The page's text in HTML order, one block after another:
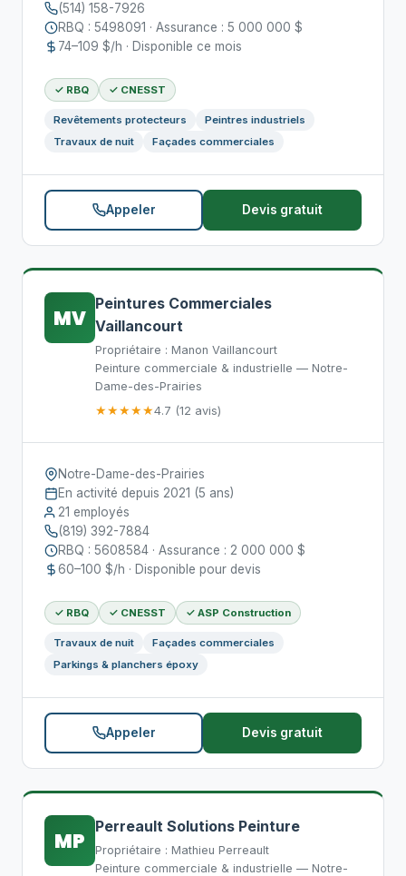
(514) 158-7926
RBQ : 5498091 · Assurance : 5 000 000 $
74–109 $/h · Disponible ce mois
✓ RBQ ✓ CNESST
Revêtements protecteurs
Peintres industriels
Travaux de nuit
Façades commerciales
Appeler Devis gratuit
MV
Peintures Commerciales
Vaillancourt
Propriétaire : Manon Vaillancourt
Peinture commerciale & industrielle — Notre-
Dame-des-Prairies
★★★★★4.7 (12 avis)
Notre-Dame-des-Prairies
En activité depuis 2021 (5 ans)
21 employés
(819) 392-7884
RBQ : 5608584 · Assurance : 2 000 000 $
60–100 $/h · Disponible pour devis
✓ RBQ ✓ CNESST ✓ ASP Construction
Travaux de nuit
Façades commerciales
Parkings & planchers époxy
Appeler Devis gratuit
MP
Perreault Solutions Peinture
Propriétaire : Mathieu Perreault
Peinture commerciale & industrielle — Notre-